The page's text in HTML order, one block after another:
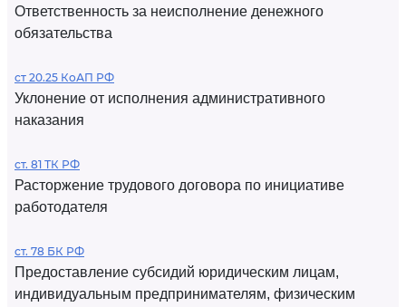
Ответственность за неисполнение денежного
обязательства
ст 20.25 КоАП РФ
Уклонение от исполнения административного
наказания
ст. 81 ТК РФ
Расторжение трудового договора по инициативе
работодателя
ст. 78 БК РФ
Предоставление субсидий юридическим лицам,
индивидуальным предпринимателям, физическим